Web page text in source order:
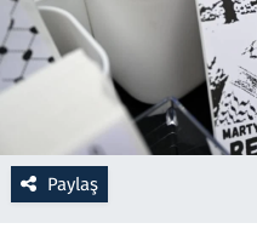
Paylaş
Savunma Sanayi
Seçim 2023
Spor